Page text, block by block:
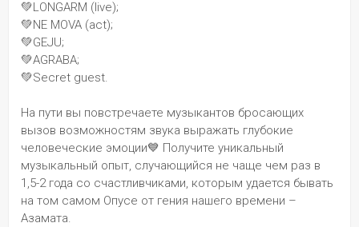
💚LONGARM (live);
💚NE MOVA (act);
💚GEJU;
💚AGRABA;
💚Secret guest.
На пути вы повстречаете музыкантов бросающих
вызов возможностям звука выражать глубокие
человеческие эмоции💙 Получите уникальный
музыкальный опыт, случающийся не чаще чем раз в
1,5-2 года со счастливчиками, которым удается бывать
на том самом Опусе от гения нашего времени –
Азамата.